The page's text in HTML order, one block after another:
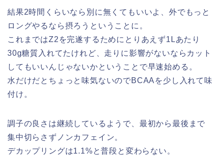
結果2時間くらいなら別に無くてもいいよ、外でもっと
ロングやるなら摂ろうということに。
これまではZ2を完遂するためにとりあえず1Lあたり
30g糖質入れてたけれど、走りに影響がないならカット
してもいいんじゃないかということで早速始める。
水だけだとちょっと味気ないのでBCAAを少し入れて味
付け。
調子の良さは継続しているようで、最初から最後まで
集中切らさずノンカフェイン。
デカップリングは1.1%と普段と変わらない。